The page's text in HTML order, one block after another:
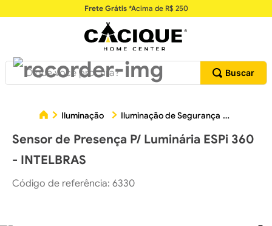
Frete Grátis*Acima de R$ 250
O que você procura?
Iluminação Iluminação de Segurança
Sensor de Presença P/ Luminária ESPi 360
- INTELBRAS
Código de referência: 6330